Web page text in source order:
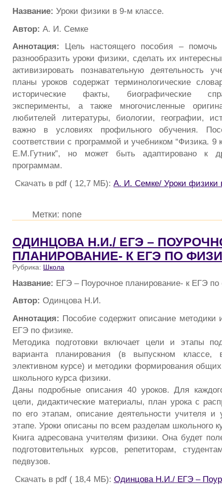
Название: Уроки физики в 9-м классе.
Автор: А. И. Семке
Аннотация: Цель настоящего пособия – помочь
разнообразить уроки физики, сделать их
активизировать познавательную деятельность
планы уроков содержат терминологические
исторические факты, биографические
эксперименты, а также многочисленные
любителей литературы, биологии, географии,
важно в условиях профильного обучения.
соответствии с программой и учебником “Физика.
Е.М.Гутник”, но может быть адаптировано к
программам.
Скачать в pdf ( 12,7 МБ): А. И. Семке/ Уроки физики
Метки: none
ОДИНЦОВА Н.И./ ЕГЭ –
ПЛАНИРОВАНИЕ- К ЕГЭ ПО
Рубрика: Школа
Название: ЕГЭ – Поурочное планирование- к ЕГЭ по
Автор: Одинцова Н.И.
Аннотация: Пособие содержит описание методики
ЕГЭ по физике.
Методика подготовки включает цели и этапы
варианта планирования (в выпускном
элективном курсе) и методики формирования
школьного курса физики.
Даны подробные описания 40 уроков. Для
цели, дидактические материалы, план урока с
по его этапам, описание деятельности учителя
этапе. Уроки описаны по всем разделам школьного
Книга адресована учителям физики. Она будет
подготовительных курсов, репетиторам,
педвузов.
Скачать в pdf ( 18,4 МБ): Одинцова Н.И./ ЕГЭ –